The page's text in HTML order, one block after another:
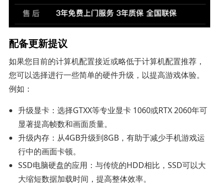
配备更新提议
如果您目前的计算机配置接近或略低于计算机配置推荐，
您可以选择进行一些简单的硬件升级，以提高游戏体验。
例如：
升级显卡：选择GTXX等专业显卡 1060或RTX 2060年可
显著提高帧数和画面质量。
升级内存：从4GB升级到8GB，有助于减少手机游戏运
行中的画面卡顿。
SSD电脑硬盘的应用：与传统的HDD相比，SSD可以大
大缩短数据加载时间，提高整体效率。